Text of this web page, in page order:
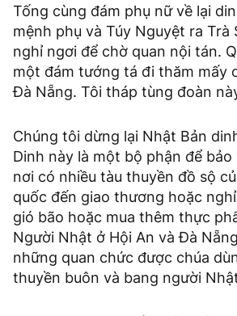
Tống cùng đám phụ nữ về lại
mệnh phụ và Túy Nguyệt ra Trà
nghỉ ngơi để chờ quan nội tán.
một đám tướng tá đi thăm mấy
Đà Nẵng. Tôi tháp tùng đoàn
Chúng tôi dừng lại Nhật Bản
Dinh này là một bộ phận để bảo
nơi có nhiều tàu thuyền đồ sộ
quốc đến giao thương hoặc
gió bão hoặc mua thêm thực
Người Nhật ở Hội An và Đà
những quan chức được chúa
thuyền buôn và bang người